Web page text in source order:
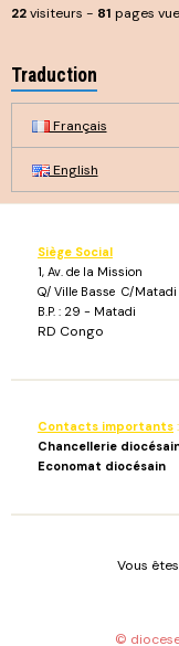
22visiteurs - 81 pages
Traduction
Français
English
Siège Social
1, Av. de la Mission
Q/ Ville Basse C/Matadi
B.P. : 29 - Matadi
RD Congo
Contacts importants :
Chancellerie
Economat diocésain
Vous
©